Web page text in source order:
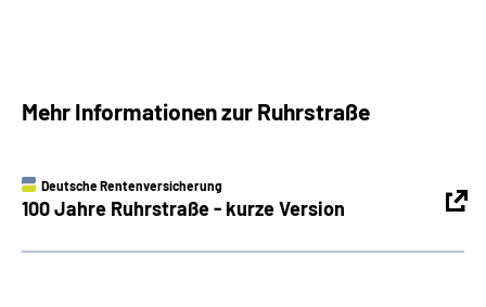
Mehr Informationen zur Ruhrstraße
Deutsche Rentenversicherung
100 Jahre Ruhrstraße - kurze Version